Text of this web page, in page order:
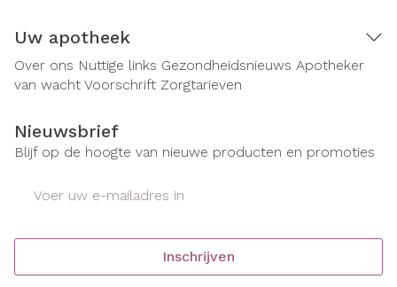
Uw apotheek
Over ons Nuttige links Gezondheidsnieuws Apotheker
van wacht Voorschrift Zorgtarieven
Nieuwsbrief
Blijf op de hoogte van nieuwe producten en promoties
Inschrijven